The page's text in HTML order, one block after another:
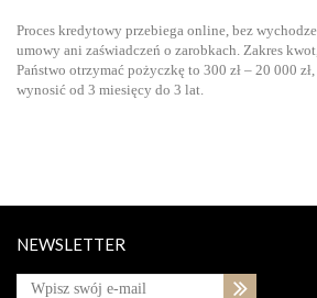
Proces kredytowy przebiega online, bez
umowy ani zaświadczeń o zarobkach. Zakres
Państwo otrzymać pożyczkę to 300 zł – 20 000
wynosić od 3 miesięcy do 3 lat.
NEWSLETTER